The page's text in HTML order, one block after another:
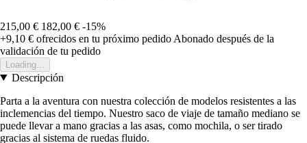
215,00 € 182,00 € -15%
+9,10 € ofrecidos en tu próximo pedido Abonado después de la
validación de tu pedido
Loading...
Descripción
Parta a la aventura con nuestra colección de modelos resistentes a las
inclemencias del tiempo. Nuestro saco de viaje de tamaño mediano se
puede llevar a mano gracias a las asas, como mochila, o ser tirado
gracias al sistema de ruedas fluido.